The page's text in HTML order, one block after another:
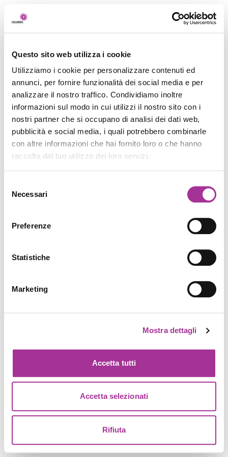
Questo sito web utilizza i cookie
Utilizziamo i cookie per personalizzare contenuti ed
annunci, per fornire funzionalità dei social media e per
analizzare il nostro traffico. Condividiamo inoltre
informazioni sul modo in cui utilizzi il nostro sito con i
nostri partner che si occupano di analisi dei dati web,
pubblicità e social media, i quali potrebbero combinarle
con altre informazioni che hai fornito loro o che hanno
raccolto dal tuo utilizzo dei loro servizi.
delNecessari
Preferenze
Statistiche
Marketing
Mostra dettagli
Accetta tutti
Accetta selezionati
Rifiuta